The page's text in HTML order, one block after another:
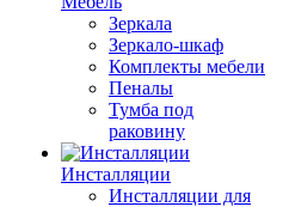
Зеркала
Зеркало-шкаф
Комплекты мебели
Пеналы
Тумба под
раковину
Инсталляции
Инсталляции для